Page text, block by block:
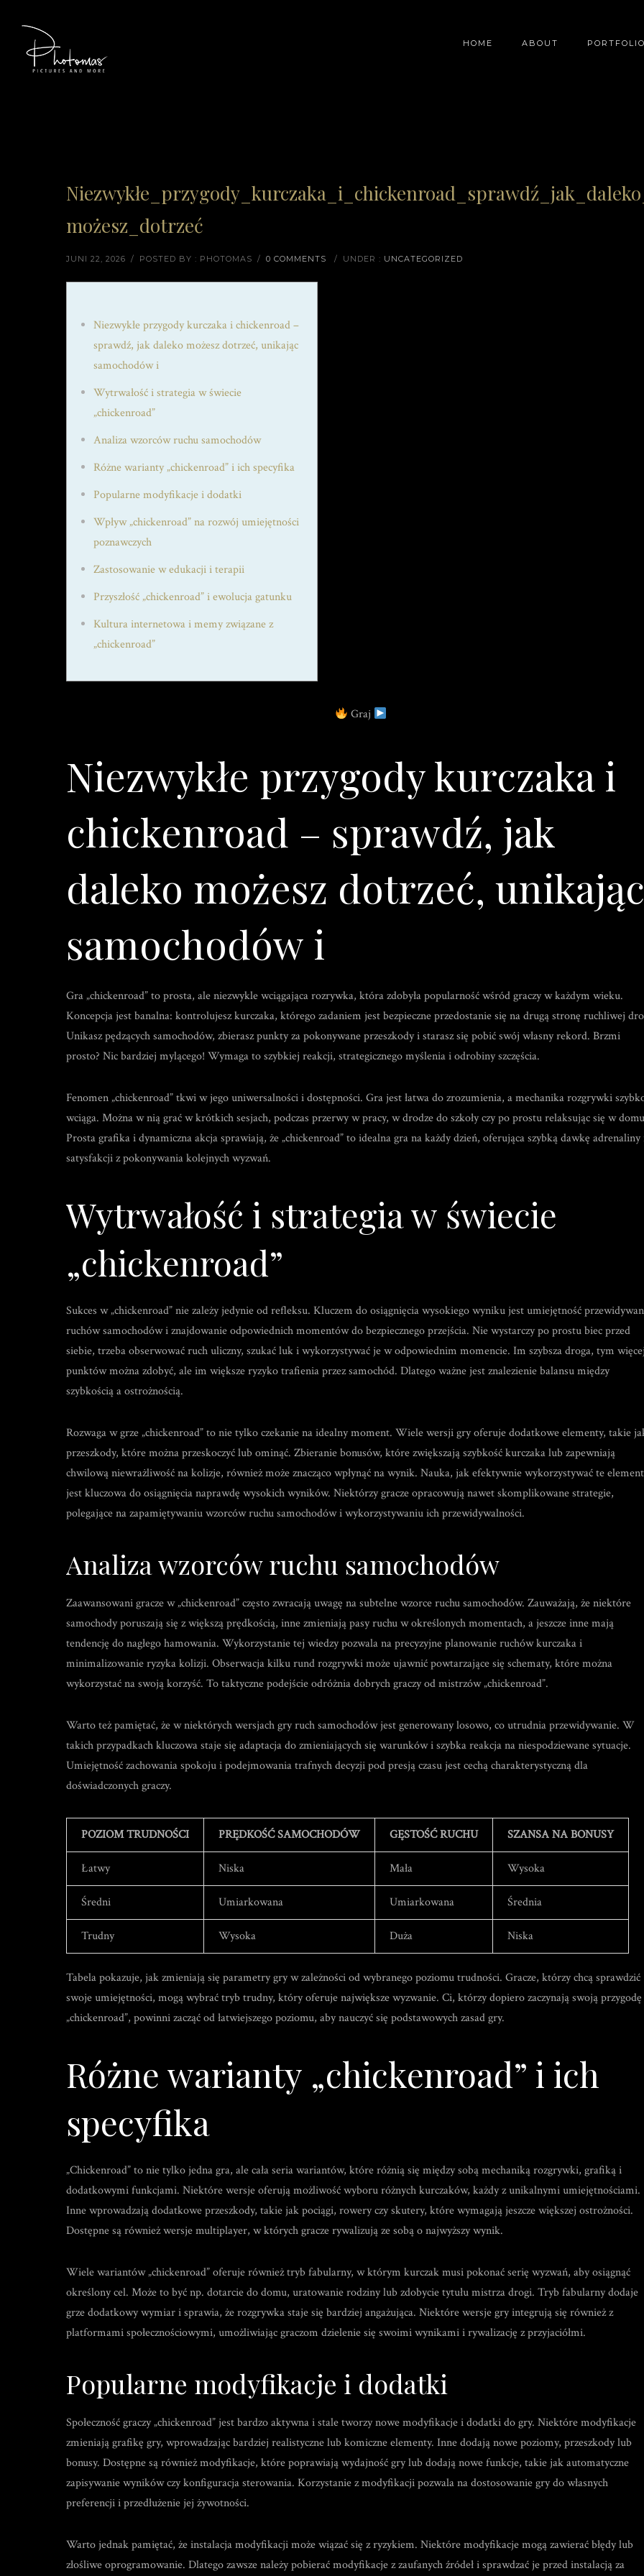
HOME ABOUT
możesz_dotrzeć
JUNI 22, 2026 / POSTED BY : PHOTOMAS / 0 COMMENTS / UNDER : UNCATEGORIZED
Niezwykłe przygody kurczaka i chickenroad –
sprawdź, jak daleko możesz dotrzeć, unikając
samochodów i
Wytrwałość i strategia w świecie
„chickenroad”
Analiza wzorców ruchu samochodów
Różne warianty „chickenroad” i ich specyfika
Popularne modyfikacje i dodatki
Wpływ „chickenroad” na rozwój umiejętności
poznawczych
Zastosowanie w edukacji i terapii
Przyszłość „chickenroad” i ewolucja gatunku
Kultura internetowa i memy związane z
„chickenroad”
Graj
Niezwykłe przygody kurczaka i
chickenroad – sprawdź, jak
daleko możesz dotrzeć, unikając
samochodów i
Gra „chickenroad” to prosta, ale niezwykle wciągająca rozrywka, która zdobyła popularność wśród graczy w każdym wieku.
Koncepcja jest banalna: kontrolujesz kurczaka, którego zadaniem jest bezpieczne przedostanie się na drugą stronę ruchliwej
Unikasz pędzących samochodów, zbierasz punkty za pokonywane przeszkody i starasz się pobić swój własny rekord. Brzmi
prosto? Nic bardziej mylącego! Wymaga to szybkiej reakcji, strategicznego myślenia i odrobiny szczęścia.
Fenomen „chickenroad” tkwi w jego uniwersalności i dostępności. Gra jest łatwa do zrozumienia, a mechanika rozgrywki
wciąga. Można w nią grać w krótkich sesjach, podczas przerwy w pracy, w drodze do szkoły czy po prostu relaksując się w
Prosta grafika i dynamiczna akcja sprawiają, że „chickenroad” to idealna gra na każdy dzień, oferująca szybką dawkę adrenaliny
satysfakcji z pokonywania kolejnych wyzwań.
Wytrwałość i strategia w świecie
„chickenroad”
Sukces w „chickenroad” nie zależy jedynie od refleksu. Kluczem do osiągnięcia wysokiego wyniku jest umiejętność
ruchów samochodów i znajdowanie odpowiednich momentów do bezpiecznego przejścia. Nie wystarczy po prostu biec przed
siebie, trzeba obserwować ruch uliczny, szukać luk i wykorzystywać je w odpowiednim momencie. Im szybsza droga, tym
punktów można zdobyć, ale im większe ryzyko trafienia przez samochód. Dlatego ważne jest znalezienie balansu między
szybkością a ostrożnością.
Rozwaga w grze „chickenroad” to nie tylko czekanie na idealny moment. Wiele wersji gry oferuje dodatkowe elementy, takie
przeszkody, które można przeskoczyć lub ominąć. Zbieranie bonusów, które zwiększają szybkość kurczaka lub zapewniają
chwilową niewrażliwość na kolizje, również może znacząco wpłynąć na wynik. Nauka, jak efektywnie wykorzystywać te
jest kluczowa do osiągnięcia naprawdę wysokich wyników. Niektórzy gracze opracowują nawet skomplikowane strategie,
polegające na zapamiętywaniu wzorców ruchu samochodów i wykorzystywaniu ich przewidywalności.
Analiza wzorców ruchu samochodów
Zaawansowani gracze w „chickenroad” często zwracają uwagę na subtelne wzorce ruchu samochodów. Zauważają, że niektóre
samochody poruszają się z większą prędkością, inne zmieniają pasy ruchu w określonych momentach, a jeszcze inne mają
tendencję do nagłego hamowania. Wykorzystanie tej wiedzy pozwala na precyzyjne planowanie ruchów kurczaka i
minimalizowanie ryzyka kolizji. Obserwacja kilku rund rozgrywki może ujawnić powtarzające się schematy, które można
wykorzystać na swoją korzyść. To taktyczne podejście odróżnia dobrych graczy od mistrzów „chickenroad”.
Warto też pamiętać, że w niektórych wersjach gry ruch samochodów jest generowany losowo, co utrudnia przewidywanie. W
takich przypadkach kluczowa staje się adaptacja do zmieniających się warunków i szybka reakcja na niespodziewane sytuacje.
Umiejętność zachowania spokoju i podejmowania trafnych decyzji pod presją czasu jest cechą charakterystyczną dla
doświadczonych graczy.
POZIOM TRUDNOŚCI PRĘDKOŚĆ SAMOCHODÓW GĘSTOŚĆ RUCHU SZANSA NA BONUSY
Łatwy Niska Mała Wysoka
Średni Umiarkowana Umiarkowana Średnia
Trudny Wysoka Duża Niska
Tabela pokazuje, jak zmieniają się parametry gry w zależności od wybranego poziomu trudności. Gracze, którzy chcą sprawdzić
swoje umiejętności, mogą wybrać tryb trudny, który oferuje największe wyzwanie. Ci, którzy dopiero zaczynają swoją przygodę
„chickenroad”, powinni zacząć od łatwiejszego poziomu, aby nauczyć się podstawowych zasad gry.
Różne warianty „chickenroad” i ich
specyfika
„Chickenroad” to nie tylko jedna gra, ale cała seria wariantów, które różnią się między sobą mechaniką rozgrywki, grafiką i
dodatkowymi funkcjami. Niektóre wersje oferują możliwość wyboru różnych kurczaków, każdy z unikalnymi umiejętnościami.
Inne wprowadzają dodatkowe przeszkody, takie jak pociągi, rowery czy skutery, które wymagają jeszcze większej ostrożności.
Dostępne są również wersje multiplayer, w których gracze rywalizują ze sobą o najwyższy wynik.
Wiele wariantów „chickenroad” oferuje również tryb fabularny, w którym kurczak musi pokonać serię wyzwań, aby osiągnąć
określony cel. Może to być np. dotarcie do domu, uratowanie rodziny lub zdobycie tytułu mistrza drogi. Tryb fabularny dodaje
grze dodatkowy wymiar i sprawia, że rozgrywka staje się bardziej angażująca. Niektóre wersje gry integrują się również z
platformami społecznościowymi, umożliwiając graczom dzielenie się swoimi wynikami i rywalizację z przyjaciółmi.
Popularne modyfikacje i dodatki
Społeczność graczy „chickenroad” jest bardzo aktywna i stale tworzy nowe modyfikacje i dodatki do gry. Niektóre modyfikacje
zmieniają grafikę gry, wprowadzając bardziej realistyczne lub komiczne elementy. Inne dodają nowe poziomy, przeszkody lub
bonusy. Dostępne są również modyfikacje, które poprawiają wydajność gry lub dodają nowe funkcje, takie jak automatyczne
zapisywanie wyników czy konfiguracja sterowania. Korzystanie z modyfikacji pozwala na dostosowanie gry do własnych
preferencji i przedłużenie jej żywotności.
Warto jednak pamiętać, że instalacja modyfikacji może wiązać się z ryzykiem. Niektóre modyfikacje mogą zawierać błędy lub
złośliwe oprogramowanie. Dlatego zawsze należy pobierać modyfikacje z zaufanych źródeł i sprawdzać je przed instalacją za